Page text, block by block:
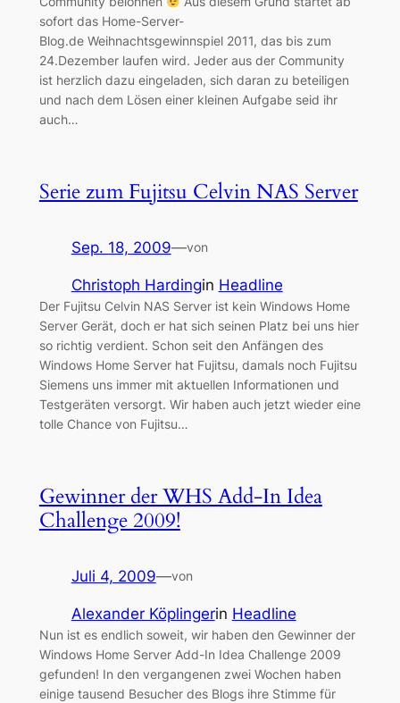
sofort das Home-Server-
Blog.de Weihnachtsgewinnspiel 2011, das bis zum
24.Dezember laufen wird. Jeder aus der Community
ist herzlich dazu eingeladen, sich daran zu beteiligen
und nach dem Lösen einer kleinen Aufgabe seid ihr
auch…
Serie zum Fujitsu Celvin NAS Server
Sep. 18, 2009—von
Christoph Hardingin Headline
Der Fujitsu Celvin NAS Server ist kein Windows Home
Server Gerät, doch er hat sich seinen Platz bei uns hier
so richtig verdient. Schon seit den Anfängen des
Windows Home Server hat Fujitsu, damals noch Fujitsu
Siemens uns immer mit aktuellen Informationen und
Testgeräten versorgt. Wir haben auch jetzt wieder eine
tolle Chance von Fujitsu…
Gewinner der WHS Add-In Idea
Challenge 2009!
Juli 4, 2009—von
Alexander Köplingerin Headline
Nun ist es endlich soweit, wir haben den Gewinner der
Windows Home Server Add-In Idea Challenge 2009
gefunden! In den vergangenen zwei Wochen haben
einige tausend Besucher des Blogs ihre Stimme für